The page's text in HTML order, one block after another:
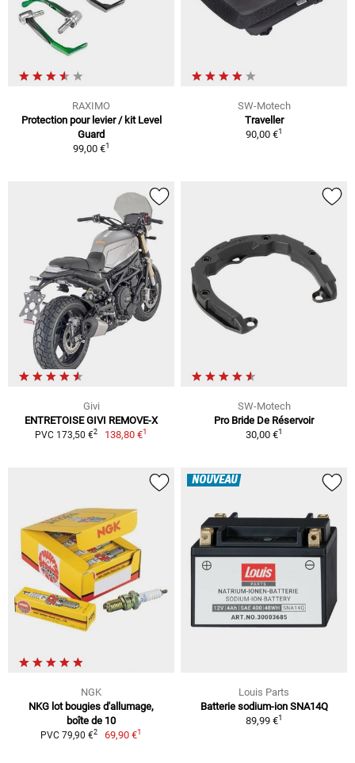
RAXIMO
Protection pour levier / kit Level
Guard
99,00 €1
SW-Motech
Traveller
90,00 €1
Givi
ENTRETOISE GIVI REMOVE-X
PVC 173,50 €2 138,80 €1
SW-Motech
Pro Bride De Réservoir
30,00 €1
NGK
NKG lot bougies d'allumage,
boîte de 10
PVC 79,90 €2 69,90 €1
NOUVEAU
Louis Parts
Batterie sodium-ion SNA14Q
89,99 €1